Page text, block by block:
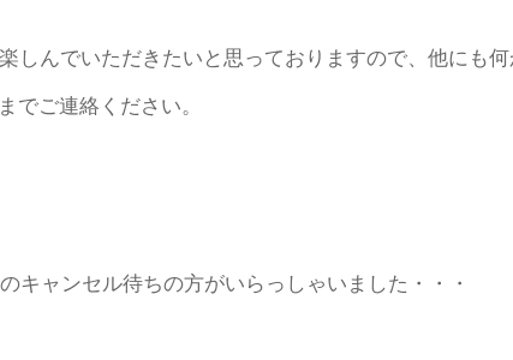
しんでいただきたいと思っておりますので、他にも
までご連絡ください。
キャンセル待ちの方がいらっしゃいました・・・